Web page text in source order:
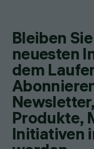
Bleiben
neuesten
dem
Produkte,
Initiativen